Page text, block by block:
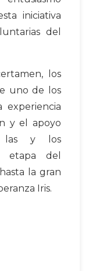
iniciativa
del
los
uno de los
experiencia
y el apoyo
las y los
etapa del
la gran
Iris.